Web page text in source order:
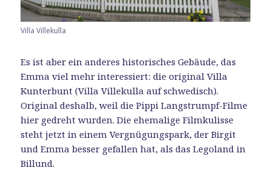
Villa Villekulla
Es ist aber ein anderes historisches Gebäude, das
Emma viel mehr interessiert: die original Villa
Kunterbunt (Villa Villekulla auf schwedisch).
Original deshalb, weil die Pippi Langstrumpf-Filme
hier gedreht wurden. Die ehemalige Filmkulisse
steht jetzt in einem Vergnügungspark, der Birgit
und Emma besser gefallen hat, als das Legoland in
Billund.